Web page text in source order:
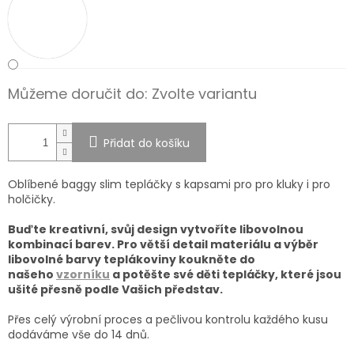
Můžeme doručit do: Zvolte variantu
Přidat do košíku
Oblíbené baggy slim tepláčky s kapsami pro pro kluky i pro
holčičky.
Buďte kreativní, svůj design vytvoříte libovolnou
kombinací barev. Pro větší detail materiálu a výběr
libovolné barvy teplákoviny koukněte do
našeho vzorníku a potěšte své děti tepláčky, které jsou
ušité přesně podle Vašich představ.
Přes celý výrobní proces a pečlivou kontrolu každého kusu
dodáváme vše do 14 dnů.